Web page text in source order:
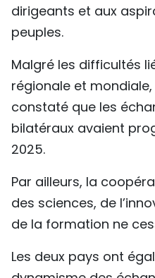
dirigeants et aux
peuples.
Malgré les difficultés
régionale et
constaté que les
bilatéraux avaient
2025.
Par ailleurs, la
des sciences, de
de la formation ne
Les deux pays ont